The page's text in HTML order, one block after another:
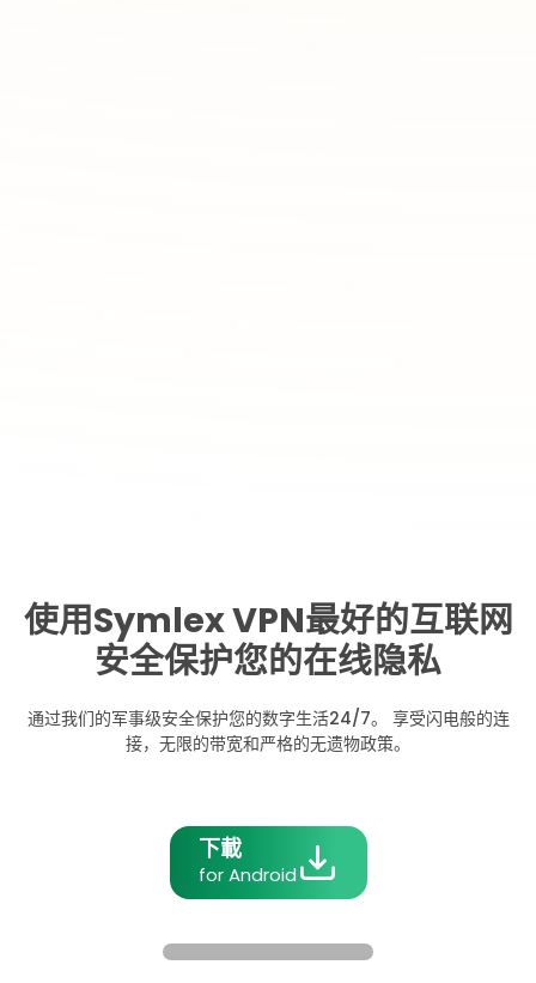
使用Symlex VPN最好的互联网
安全保护您的在线隐私
通过我们的军事级安全保护您的数字生活24/7。 享受闪电般的连
接，无限的带宽和严格的无遗物政策。
下載
for Android